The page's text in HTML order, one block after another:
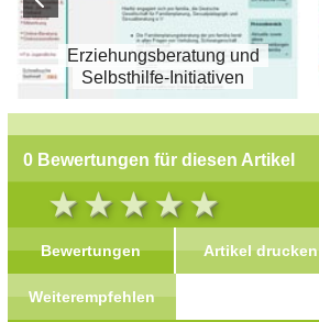
Erziehungsberatung und
Selbsthilfe-Initiativen
0 Bewertungen für diesen Artikel
Bewertungen Artikel drucken
Weiterempfehlen